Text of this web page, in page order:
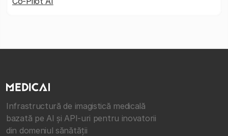
Infrastructură de imagistică medicală
bazată pe AI și API-uri pentru inovatorii
din domeniul sănătății